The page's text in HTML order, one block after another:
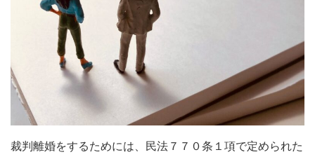
裁判離婚をするためには、民法７７０条１項で定められた